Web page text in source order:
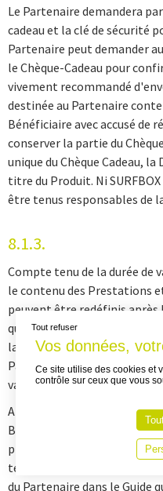
Le Partenaire demandera
cadeau et la clé de sécurité
Partenaire peut demander
le Chèque-Cadeau pour
vivement recommandé
destinée au Partenaire
Bénéficiaire avec accusé de
conserver la partie du
unique du Chèque Cadeau,
titre du Produit. Ni
être tenus responsables de
8.1.3.
Compte tenu de la durée
le contenu des Prestations
peuvent être redéfinis
que la responsabilité de
la même manière, le
Partenaire est susceptible
validité des Produits.
Ainsi, lors de la réservation
Bénéficiaire de vérifier le
proposée ainsi que la liste
tenu du rôle actif du
du Partenaire dans le Guide
Ce site utilise des cookies et
contrôle sur ceux que vous
Tout refuser